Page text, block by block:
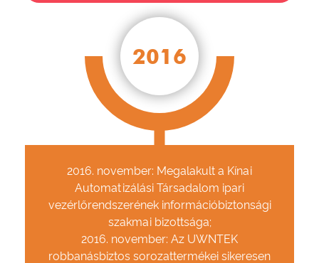
2016
2016. november: Megalakult a Kínai
Automatizálási Társadalom ipari
vezérlőrendszerének információbiztonsági
szakmai bizottsága;
2016. november: Az UWNTEK
robbanásbiztos sorozattermékei sikeresen